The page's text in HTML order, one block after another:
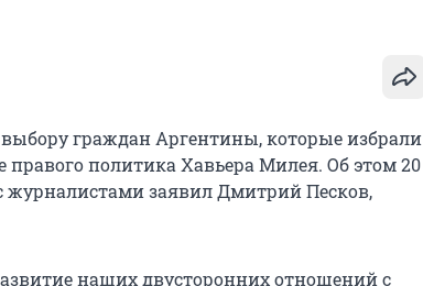
граждан Аргентины, которые избрали
правого политика Хавьера Милея. Об этом 20
журналистами заявил Дмитрий Песков,
наших двусторонних отношений с